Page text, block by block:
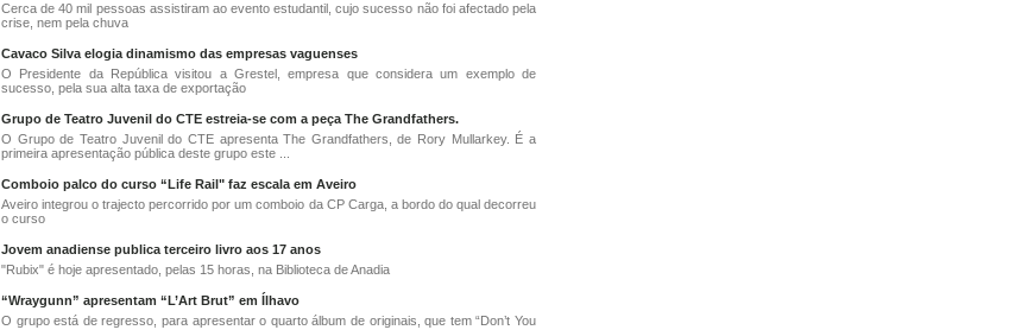
Cerca de 40 mil pessoas assistiram ao evento estudantil, cujo sucesso não foi afectado pela
crise, nem pela chuva
Cavaco Silva elogia dinamismo das empresas vaguenses
O Presidente da República visitou a Grestel, empresa que considera um exemplo de
sucesso, pela sua alta taxa de exportação
Grupo de Teatro Juvenil do CTE estreia-se com a peça The Grandfathers.
O Grupo de Teatro Juvenil do CTE apresenta The Grandfathers, de Rory Mullarkey. É a
primeira apresentação pública deste grupo este ...
Comboio palco do curso “Life Rail" faz escala em Aveiro
Aveiro integrou o trajecto percorrido por um comboio da CP Carga, a bordo do qual decorreu
o curso
Jovem anadiense publica terceiro livro aos 17 anos
"Rubix" é hoje apresentado, pelas 15 horas, na Biblioteca de Anadia
“Wraygunn” apresentam “L’Art Brut” em Ílhavo
O grupo está de regresso, para apresentar o quarto álbum de originais, que tem “Don’t You